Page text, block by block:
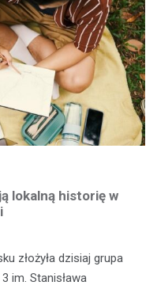
lokalną historię w
złożyła dzisiaj grupa
im. Stanisława